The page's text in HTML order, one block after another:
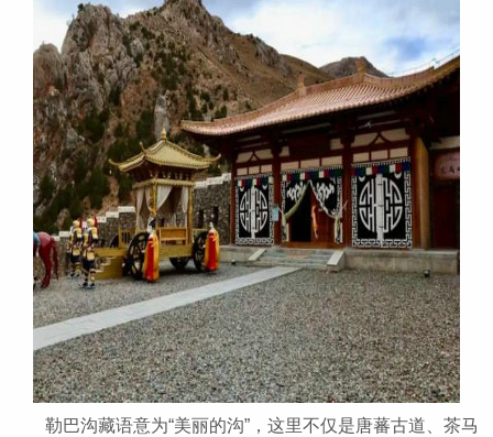
勒巴沟藏语意为“美丽的沟”，这里不仅是唐蕃古道、茶马